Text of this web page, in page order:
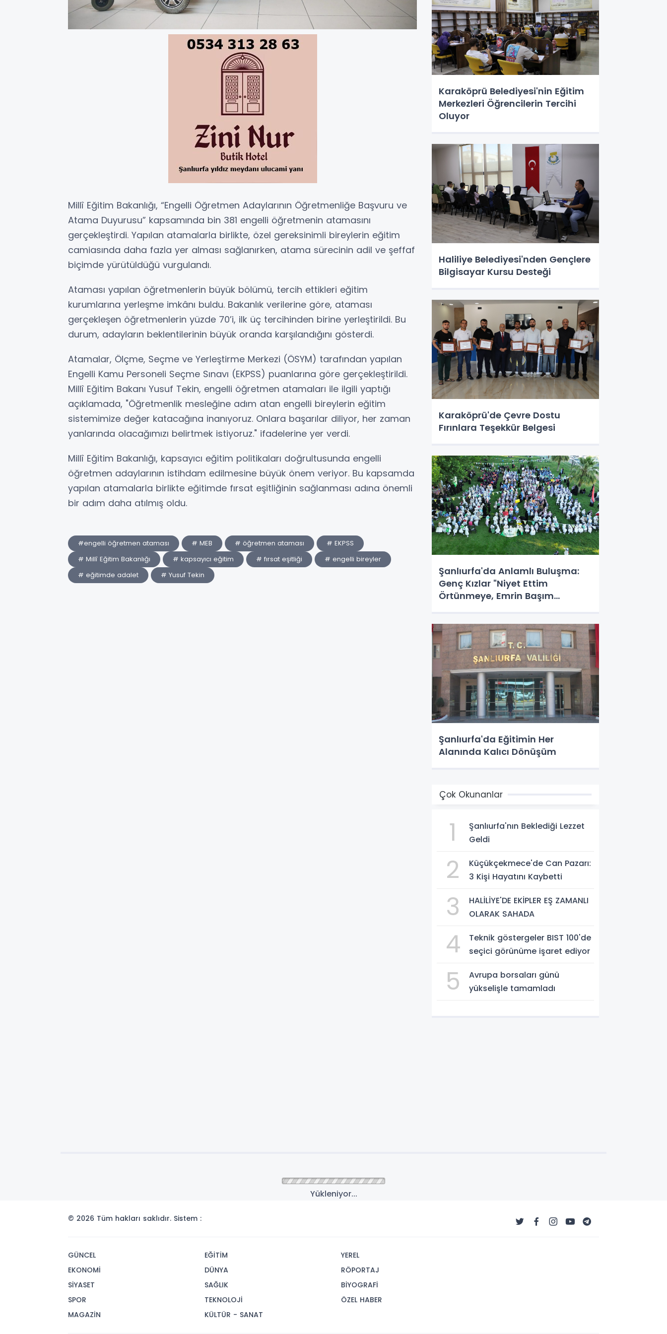
Millî Eğitim Bakanlığı, “Engelli Öğretmen Adaylarının Öğretmenliğe Başvuru ve
Atama Duyurusu” kapsamında bin 381 engelli öğretmenin atamasını
gerçekleştirdi. Yapılan atamalarla birlikte, özel gereksinimli bireylerin eğitim
camiasında daha fazla yer alması sağlanırken, atama sürecinin adil ve şeffaf
biçimde yürütüldüğü vurgulandı.
Ataması yapılan öğretmenlerin büyük bölümü, tercih ettikleri eğitim
kurumlarına yerleşme imkânı buldu. Bakanlık verilerine göre, ataması
gerçekleşen öğretmenlerin yüzde 70’i, ilk üç tercihinden birine yerleştirildi. Bu
durum, adayların beklentilerinin büyük oranda karşılandığını gösterdi.
Atamalar, Ölçme, Seçme ve Yerleştirme Merkezi (ÖSYM) tarafından yapılan
Engelli Kamu Personeli Seçme Sınavı (EKPSS) puanlarına göre gerçekleştirildi.
Millî Eğitim Bakanı Yusuf Tekin, engelli öğretmen atamaları ile ilgili yaptığı
açıklamada, "Öğretmenlik mesleğine adım atan engelli bireylerin eğitim
sistemimize değer katacağına inanıyoruz. Onlara başarılar diliyor, her zaman
yanlarında olacağımızı belirtmek istiyoruz." ifadelerine yer verdi.
Millî Eğitim Bakanlığı, kapsayıcı eğitim politikaları doğrultusunda engelli
öğretmen adaylarının istihdam edilmesine büyük önem veriyor. Bu kapsamda
yapılan atamalarla birlikte eğitimde fırsat eşitliğinin sağlanması adına önemli
bir adım daha atılmış oldu.
#engelli öğretmen ataması # MEB # öğretmen ataması
# EKPSS
# Millî Eğitim Bakanlığı
# kapsayıcı eğitim # fırsat eşitliği
# engelli bireyler
# eğitimde adalet
# Yusuf Tekin
Karaköprü Belediyesi'nin Eğitim
Merkezleri Öğrencilerin Tercihi
Oluyor
Haliliye Belediyesi'nden Gençlere
Bilgisayar Kursu Desteği
Karaköprü'de Çevre Dostu
Fırınlara Teşekkür Belgesi
Şanlıurfa'da Anlamlı Buluşma:
Genç Kızlar "Niyet Ettim
Örtünmeye, Emrin Başım
Şanlıurfa'da Eğitimin Her
Alanında Kalıcı Dönüşüm
Çok Okunanlar
1
Şanlıurfa'nın Beklediği Lezzet
Geldi
2
Küçükçekmece'de Can Pazarı:
3 Kişi Hayatını Kaybetti
3
HALİLİYE'DE EKİPLER EŞ ZAMANLI
OLARAK SAHADA
4
Teknik göstergeler BIST 100'de
seçici görünüme işaret ediyor
5
Avrupa borsaları günü
yükselişle tamamladı
Yükleniyor...
© 2026 Tüm hakları saklıdır. Sistem :
GÜNCEL
EKONOMİ
SİYASET
SPOR
MAGAZİN
EĞİTİM
DÜNYA
SAĞLIK
TEKNOLOJİ
KÜLTÜR - SANAT
YEREL
RÖPORTAJ
BİYOGRAFİ
ÖZEL HABER